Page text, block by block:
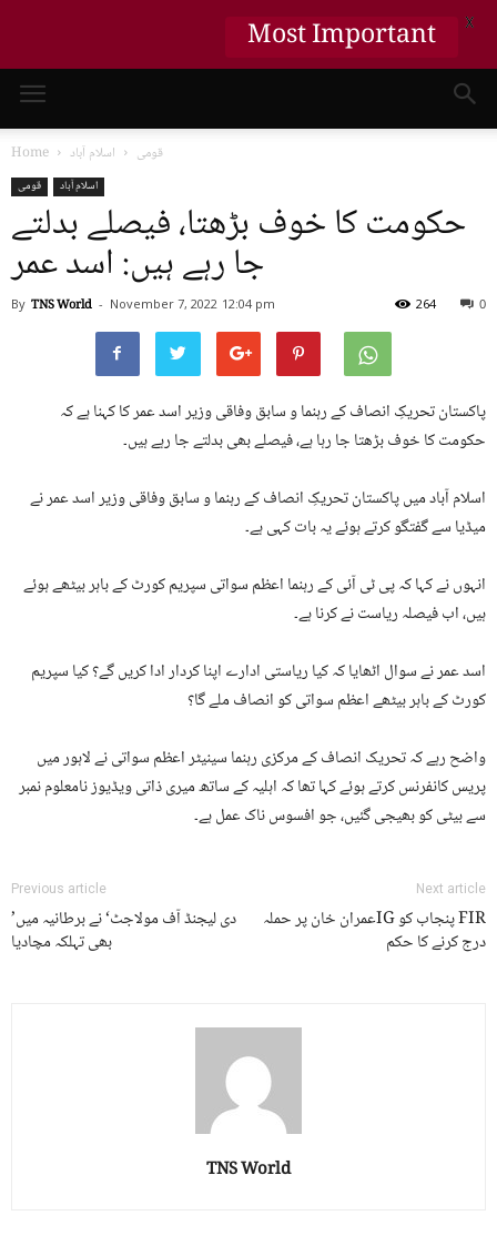
Home قومی اسلام آباد
قومی اسلام آباد
حکومت کا خوف بڑھتا، فیصلے بدلتے
جا رہے ہیں: اسد عمر
By TNS World - November 7, 2022 12:04 pm 0
264
پاکستان تحریکِ انصاف کے رہنما و سابق وفاقی وزیر اسد عمر کا کہنا ہے کہ
حکومت کا خوف بڑھتا جا رہا ہے، فیصلے بھی بدلتے جا رہے ہیں۔
اسلام آباد میں پاکستان تحریکِ انصاف کے رہنما و سابق وفاقی وزیر اسد عمر نے
میڈیا سے گفتگو کرتے ہوئے یہ بات کہی ہے۔
انہوں نے کہا کہ پی ٹی آئی کے رہنما اعظم سواتی سپریم کورٹ کے باہر بیٹھے ہوئے
ہیں، اب فیصلہ ریاست نے کرنا ہے۔
اسد عمر نے سوال اٹھایا کہ کیا ریاستی ادارے اپنا کردار ادا کریں گے؟ کیا سپریم
کورٹ کے باہر بیٹھے اعظم سواتی کو انصاف ملے گا؟
واضح رہے کہ تحریک انصاف کے مرکزی رہنما سینیٹر اعظم سواتی نے لاہور میں
پریس کانفرنس کرتے ہوئے کہا تھا کہ اہلیہ کے ساتھ میری ذاتی ویڈیوز نامعلوم نمبر
سے بیٹی کو بھیجی گئیں، جو افسوس ناک عمل ہے۔
Previous article
’دی لیجنڈ آف مولاجٹ‘ نے برطانیہ میں
بھی تہلکہ مچادیا
Next article
عمران خان پر حملہIG پنجاب کو FIR
درج کرنے کا حکم
TNS World
Most Important X